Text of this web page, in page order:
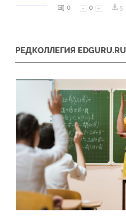
0 0 5
РЕДКОЛЛЕГИЯ EDGURU.RU